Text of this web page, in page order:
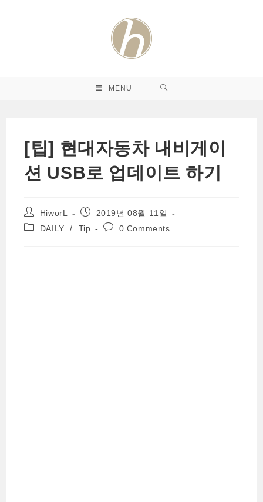
MENU
[팁] 현대자동차 내비게이
션 USB로 업데이트 하기
Post
author:
HiworL
Post
published:
2019년 08월 11일
PostDAILY / Tip
Post0 Comments